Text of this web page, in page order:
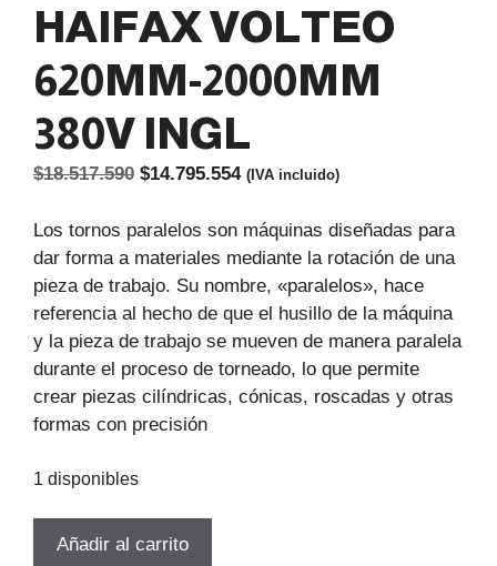
HAIFAX VOLTEO
620MM-2000MM
380V INGL
$18.517.590 El
original
era:
$18.517.590.
$14.795.554El
actual
es:
$14.795.554.
(IVA incluido)
Los tornos paralelos son máquinas diseñadas para
dar forma a materiales mediante la rotación de una
pieza de trabajo. Su nombre, «paralelos», hace
referencia al hecho de que el husillo de la máquina
y la pieza de trabajo se mueven de manera paralela
durante el proceso de torneado, lo que permite
crear piezas cilíndricas, cónicas, roscadas y otras
formas con precisión
1 disponibles
Añadir al carrito